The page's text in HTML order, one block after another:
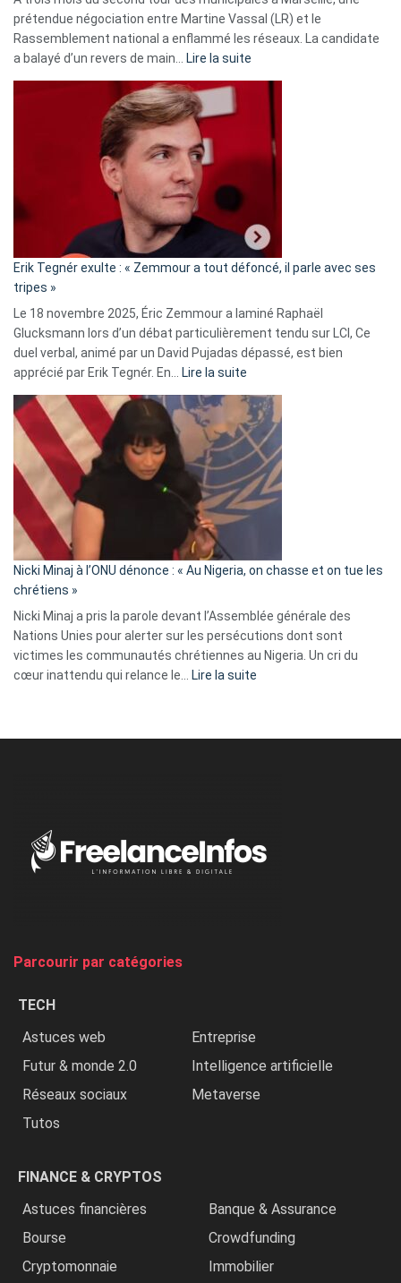
prétendue négociation entre Martine Vassal (LR) et le
Rassemblement national a enflammé les réseaux. La candidate
a balayé d’un revers de main… Lire la suite
Martine
Vassal
d’alliance
secrète
«
C’est
fake
news
»
Erik Tegnér exulte : « Zemmour a tout défoncé, il parle avec ses
tripes »
Le 18 novembre 2025, Éric Zemmour a laminé Raphaël
Glucksmann lors d’un débat particulièrement tendu sur LCI, Ce
duel verbal, animé par un David Pujadas dépassé, est bien
apprécié par Erik Tegnér. En… Lire la suite
Erik
Tegnér
exulte
:
« Zemmour
a
tout
parle
ses
tripes »
Nicki Minaj à l’ONU dénonce : « Au Nigeria, on chasse et on tue les
chrétiens »
Nicki Minaj a pris la parole devant l’Assemblée générale des
Nations Unies pour alerter sur les persécutions dont sont
victimes les communautés chrétiennes au Nigeria. Un cri du
cœur inattendu qui relance le… Lire la suite
Nigeria,
Parcourir par catégories
TECH
Astuces web
Entreprise
Futur & monde 2.0
Intelligence artificielle
Réseaux sociaux
Metaverse
Tutos
FINANCE & CRYPTOS
Astuces financières
Banque & Assurance
Bourse
Crowdfunding
Cryptomonnaie
Immobilier